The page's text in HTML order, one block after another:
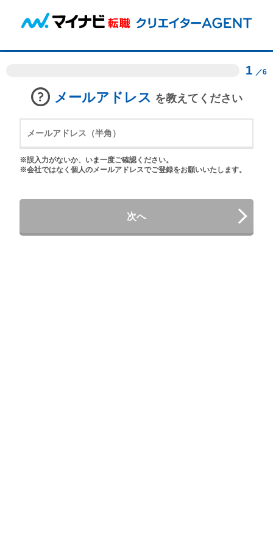
1 ／6
メールアドレス を教えてください
※誤入力がないか、いま一度ご確認ください。
※会社ではなく個人のメールアドレスでご登録をお願いいたします。
次へ